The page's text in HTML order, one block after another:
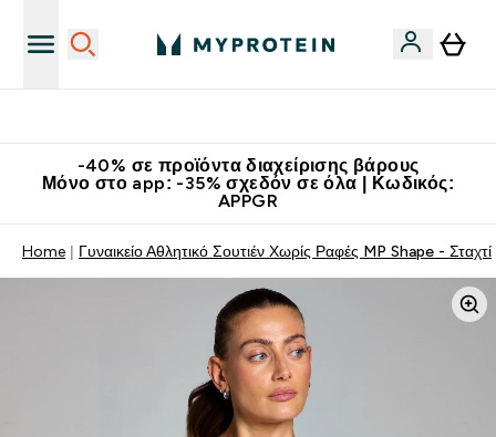
-40% σε προϊόντα διαχείρισης βάρους
Μόνο στο app: -35% σχεδόν σε όλα | Κωδικός:
APPGR
Home Γυναικείο Αθλητικό Σουτιέν Χωρίς Ραφές MP Shape - Σταχτί